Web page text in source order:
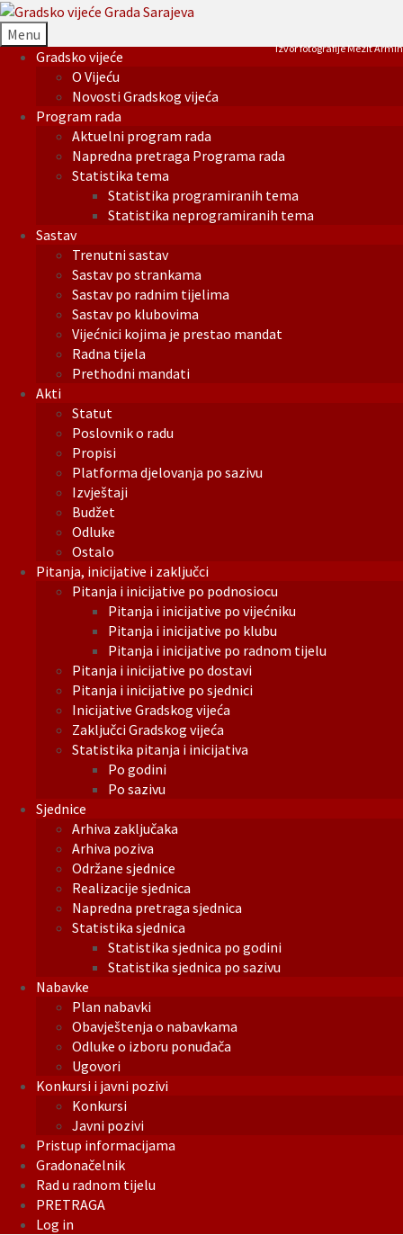
Menu
Gradsko vijeće
O Vijeću
Novosti Gradskog vijeća
Program rada
Aktuelni program rada
Napredna pretraga Programa rada
Statistika tema
Statistika programiranih tema
Statistika neprogramiranih tema
Sastav
Trenutni sastav
Sastav po strankama
Sastav po radnim tijelima
Sastav po klubovima
Vijećnici kojima je prestao mandat
Radna tijela
Prethodni mandati
Akti
Statut
Poslovnik o radu
Propisi
Platforma djelovanja po sazivu
Izvještaji
Budžet
Odluke
Ostalo
Pitanja, inicijative i zaključci
Pitanja i inicijative po podnosiocu
Pitanja i inicijative po vijećniku
Pitanja i inicijative po klubu
Pitanja i inicijative po radnom tijelu
Pitanja i inicijative po dostavi
Pitanja i inicijative po sjednici
Inicijative Gradskog vijeća
Zaključci Gradskog vijeća
Statistika pitanja i inicijativa
Po godini
Po sazivu
Sjednice
Arhiva zaključaka
Arhiva poziva
Održane sjednice
Realizacije sjednica
Napredna pretraga sjednica
Statistika sjednica
Statistika sjednica po godini
Statistika sjednica po sazivu
Nabavke
Plan nabavki
Obavještenja o nabavkama
Odluke o izboru ponuđača
Ugovori
Konkursi i javni pozivi
Konkursi
Javni pozivi
Pristup informacijama
Gradonačelnik
Rad u radnom tijelu
PRETRAGA
Log in
Izvor fotografije Mezit Armin